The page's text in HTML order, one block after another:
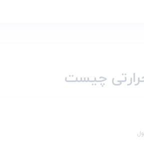
چیست